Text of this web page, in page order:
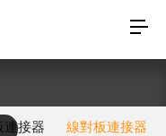
連接器 線對板連接器